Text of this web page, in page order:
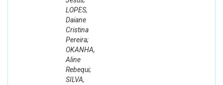
LOPES,
Daiane
Cristina
Pereira;
OKANHA,
Aline
Rebequi;
SILVA,